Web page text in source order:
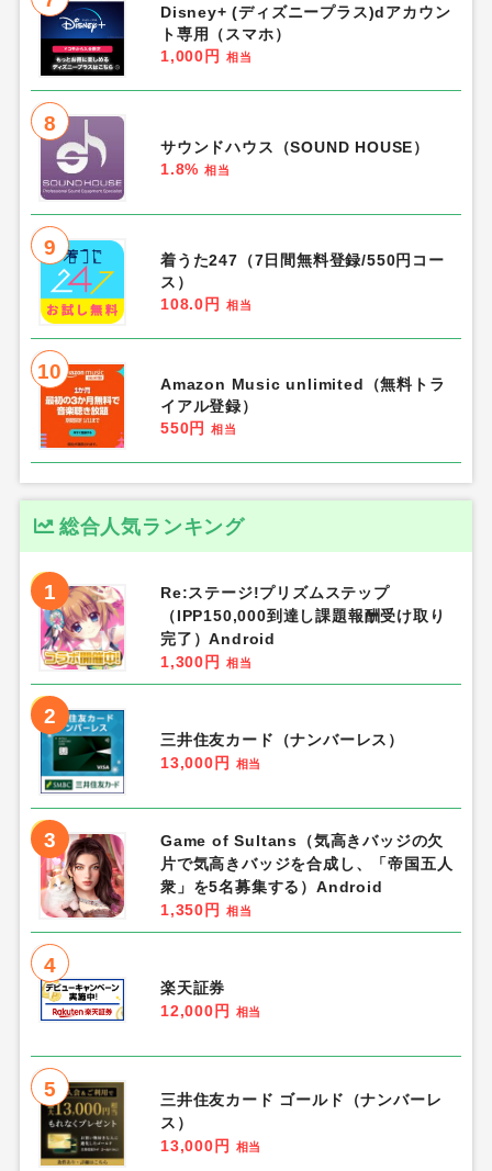
Disney+ (ディズニープラス)dアカウン
ト専用（スマホ）
1,000円
相当
8
サウンドハウス（SOUND HOUSE）
1.8% 相当
9
着うた247（7日間無料登録/550円コー
ス）
108.0円
相当
10
Amazon Music unlimited（無料トラ
イアル登録）
550円
相当
総合人気ランキング
1
Re:ステージ!プリズムステップ
（IPP150,000到達し課題報酬受け取り
完了）Android
1,300円
相当
2
三井住友カード（ナンバーレス）
13,000円
相当
3
Game of Sultans（気高きバッジの欠
片で気高きバッジを合成し、「帝国五人
衆」を5名募集する）Android
1,350円
相当
4
楽天証券
12,000円
相当
5
三井住友カード ゴールド（ナンバーレ
ス）
13,000円
相当